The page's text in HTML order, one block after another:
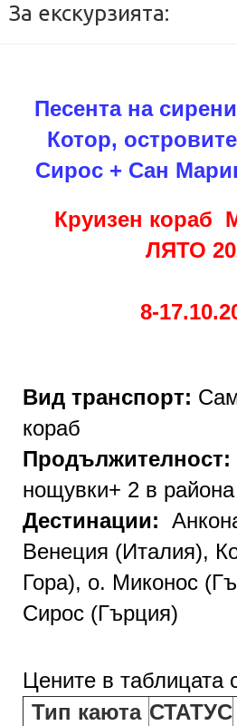
За екскурзията:
Песента на
Котор,
Сирос + Сан
Круизен кораб
ЛЯТО
8-
Вид транспорт:
кораб
Продължителност:
нощувки+ 2 в
Дестинации:
Венеция (Италия),
Гора), о. Миконос
Сирос (Гърция)
Цените в таблицата
Тип каюта СТАТУС